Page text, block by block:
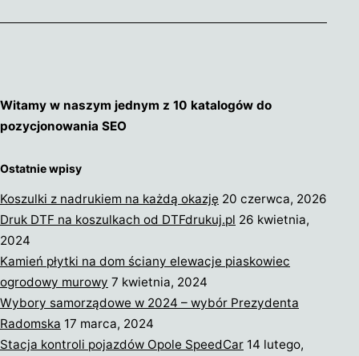
Sławno,
Słupsk
okolice
Witamy w naszym jednym z 10 katalogów do
pozycjonowania SEO
Ostatnie wpisy
Koszulki z nadrukiem na każdą okazję 20 czerwca, 2026
Druk DTF na koszulkach od DTFdrukuj.pl 26 kwietnia,
2024
Kamień płytki na dom ściany elewacje piaskowiec
ogrodowy murowy 7 kwietnia, 2024
Wybory samorządowe w 2024 – wybór Prezydenta
Radomska 17 marca, 2024
Stacja kontroli pojazdów Opole SpeedCar 14 lutego,